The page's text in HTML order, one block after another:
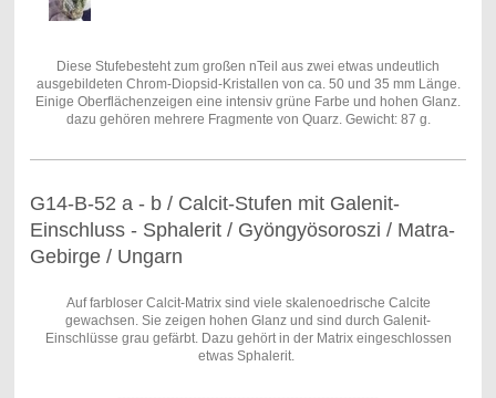
Diese Stufebesteht zum großen nTeil aus zwei etwas undeutlich
ausgebildeten Chrom-Diopsid-Kristallen von ca. 50 und 35 mm Länge.
Einige Oberflächenzeigen eine intensiv grüne Farbe und hohen Glanz.
dazu gehören mehrere Fragmente von Quarz. Gewicht: 87 g.
G14-B-52 a - b / Calcit-Stufen mit Galenit-
Einschluss - Sphalerit / Gyöngyösoroszi / Matra-
Gebirge / Ungarn
Auf farbloser Calcit-Matrix sind viele skalenoedrische Calcite
gewachsen. Sie zeigen hohen Glanz und sind durch Galenit-
Einschlüsse grau gefärbt. Dazu gehört in der Matrix eingeschlossen
etwas Sphalerit.